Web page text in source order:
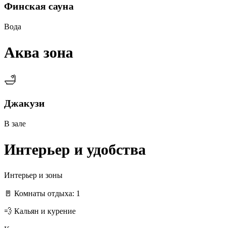
Финская сауна
Вода
Аква зона
🛁
Джакузи
В зале
Интерьер и удобства
Интерьер и зоны
🚪 Комнаты отдыха: 1
💨 Кальян и курение